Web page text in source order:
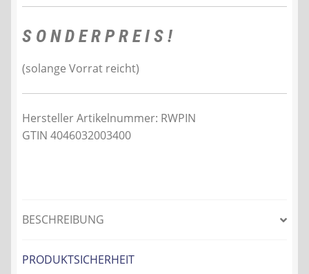
S O N D E R P R E I S !
(solange Vorrat reicht)
Hersteller Artikelnummer: RWPIN
GTIN 4046032003400
BESCHREIBUNG
PRODUKTSICHERHEIT